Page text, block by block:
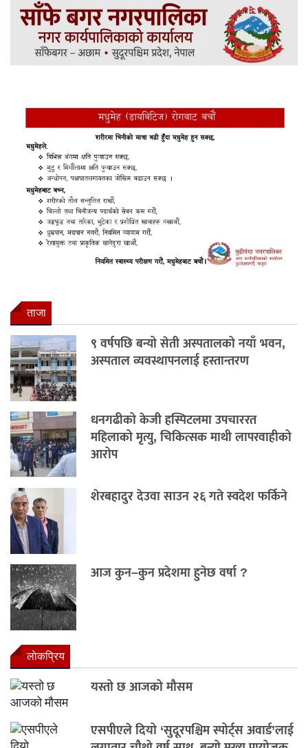
ताजा
९ वर्षपछि बन्यो सेती अस्पतालको नयाँ भवन,
अस्पताल व्यवस्थापनलाई हस्तान्तरण
धनगढीको केजी हस्पिटलमा उपचाररत
महिलाको मृत्यु, चिकित्सक माथी लापरवाहीको
आरोप
शेरबहादुर देउवा साउन २६ गते स्वदेश फर्किने
आज कुन–कुन प्रदेशमा हुनेछ वर्षा ?
लाेकप्रिय
यस्तो छ आजको मौसम
एसपीएले दियो ‘सुदूरपश्चिम स्पोर्ट्स अवार्ड’लाई